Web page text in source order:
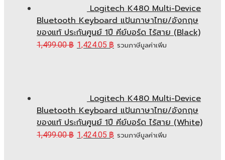
Logitech K480 Multi-Device
Bluetooth Keyboard แป้นภาษาไทย/อังกฤษ
ของแท้ ประกันศูนย์ 1ปี คีย์บอร์ด ไร้สาย (Black)
1,499.00฿ 1,424.05 ฿ รวมภาษีมูลค่าเพิ่ม
Logitech K480 Multi-Device
Bluetooth Keyboard แป้นภาษาไทย/อังกฤษ
ของแท้ ประกันศูนย์ 1ปี คีย์บอร์ด ไร้สาย (White)
1,499.00฿ 1,424.05 ฿ รวมภาษีมูลค่าเพิ่ม